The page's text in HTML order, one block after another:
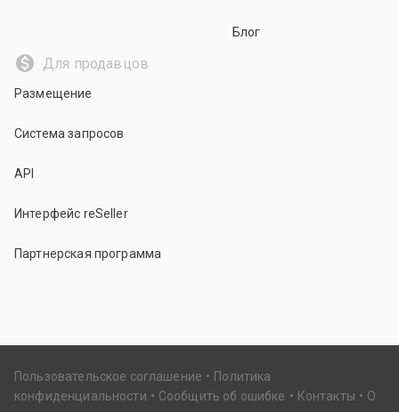
Блог
Для продавцов
Размещение
Система запросов
API
Интерфейс reSeller
Партнерская программа
Пользовательское соглашение
Политика
конфиденциальности
Сообщить об ошибке Контакты
О